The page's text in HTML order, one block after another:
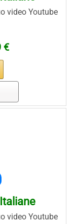
video Youtube
€
video Youtube